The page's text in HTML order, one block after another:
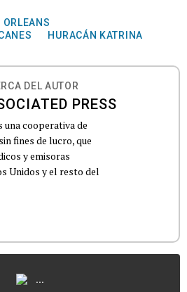
ORLEANS
HURACÁN KATRINA
DEL AUTOR
PRESS
una cooperativa de
fines de lucro, que
y emisoras
Unidos y el resto del
...